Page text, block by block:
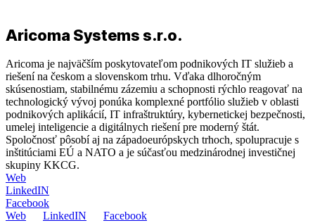
Aricoma Systems s.r.o.
Aricoma je najväčším poskytovateľom podnikových IT služieb a
riešení na českom a slovenskom trhu. Vďaka dlhoročným
skúsenostiam, stabilnému zázemiu a schopnosti rýchlo reagovať na
technologický vývoj ponúka komplexné portfólio služieb v oblasti
podnikových aplikácií, IT infraštruktúry, kybernetickej bezpečnosti,
umelej inteligencie a digitálnych riešení pre moderný štát.
Spoločnosť pôsobí aj na západoeurópskych trhoch, spolupracuje s
inštitúciami EÚ a NATO a je súčasťou medzinárodnej investičnej
skupiny KKCG.
Web
LinkedIN
Facebook
Web
LinkedIN Facebook